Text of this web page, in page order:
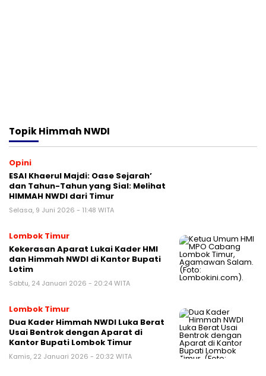
TopikHimmah NWDI
Opini
ESAI Khaerul Majdi: Oase Sejarah’
dan Tahun-Tahun yang Sial: Melihat
HIMMAH NWDI dari Timur
Selasa, 9 Juni 2026 - 11:48 WITA
Lombok Timur
Kekerasan Aparat Lukai Kader HMI
dan Himmah NWDI di Kantor Bupati
Lotim
Sabtu, 24 Januari 2026 - 20:24 WITA
Lombok Timur
Dua Kader Himmah NWDI Luka Berat
Usai Bentrok dengan Aparat di
Kantor Bupati Lombok Timur
Kamis, 22 Januari 2026 - 20:32 WITA